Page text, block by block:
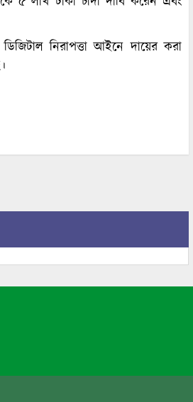
নিরাপত্তা আইনে দায়ের করা